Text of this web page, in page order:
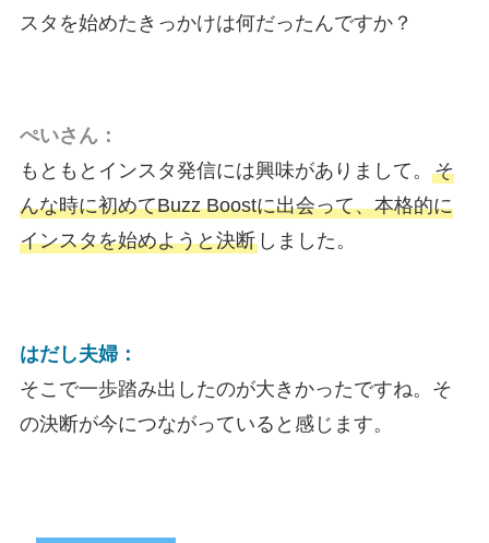
スタを始めたきっかけは何だったんですか？
ぺいさん：
もともとインスタ発信には興味がありまして。 そ
んな時に初めてBuzz Boostに出会って、本格的に
インスタを始めようと決断しました。
はだし夫婦：
そこで一歩踏み出したのが大きかったですね。そ
の決断が今につながっていると感じます。